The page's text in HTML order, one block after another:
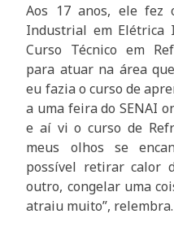
Aos 17 anos, ele fez
Industrial em Elétrica
Curso Técnico em
para atuar na área
eu fazia o curso de
a uma feira do SENAI
e aí vi o curso de
meus olhos se
possível retirar calor
outro, congelar uma
atraiu muito”, relembra.